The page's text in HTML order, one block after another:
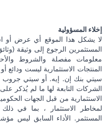
إخلاء المسؤولية
لا يشكل هذا الموقع أي عرض أو
المستثمرين الرجوع إلى وثيقة
معلومات مفصلة والشروط
المنتجات الاستثمارية ليست ودائع
سيتي بنك إن. إيه. أو سيتي جروب
الشركات التابعة لها ما لم يُذكر
الاستثمارية من قبل الجهات
لمخاطر الاستثمار ، بما في ذلك
المستثمر. الأداء السابق ليس